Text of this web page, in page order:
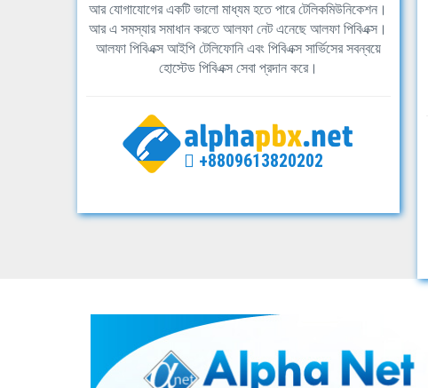
আর যোগাযোগের একটি ভালো মাধ্যম হতে পারে টেলিকমিউনিকেশন।
আর এ সমস্যার সমাধান করতে আলফা নেট এনেছে আলফা পিবিএক্স।
আলফা পিবিএক্স আইপি টেলিফোনি এবং পিবিএক্স সার্ভিসের সবন্বয়ে
হোস্টেড পিবিএক্স সেবা প্রদান করে।
+8809613820202